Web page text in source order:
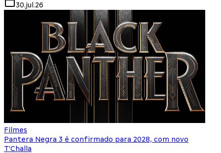
30.jul.26
Filmes
Pantera Negra 3 é confirmado para 2028, com novo
T'Challa